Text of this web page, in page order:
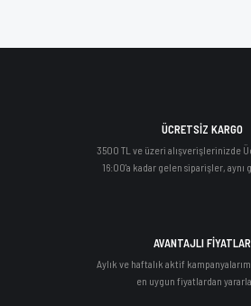
ÜCRETSİZ KARGO
3500 TL ve üzeri alışverişlerinizde
16:00'a kadar gelen siparişler, aynı
AVANTAJLI FİYATLAR
Aylık ve haftalık aktif
en uygun fiyatlardan